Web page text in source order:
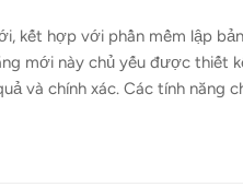
kết hợp với phần mềm lập
mới này chủ yếu được
và chính xác. Các tính năng
lặp đi lặp lại. Hoạt động
độ phân giải cao, máy bay